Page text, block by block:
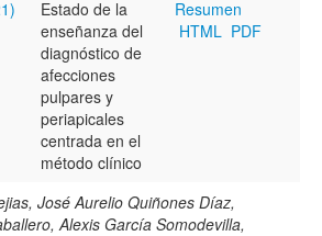
Estado de la
enseñanza del
diagnóstico de
afecciones
pulpares y
periapicales
centrada en el
método clínico
Resumen
HTML PDF
José Aurelio Quiñones Díaz,
Alexis García Somodevilla,